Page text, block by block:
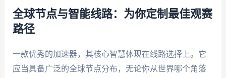
全球节点与智能线路：为你定制最佳观赛
路径
一款优秀的加速器，其核心智慧体现在线路选择上。它
应当具备广泛的全球节点分布，无论你从世界哪个角落